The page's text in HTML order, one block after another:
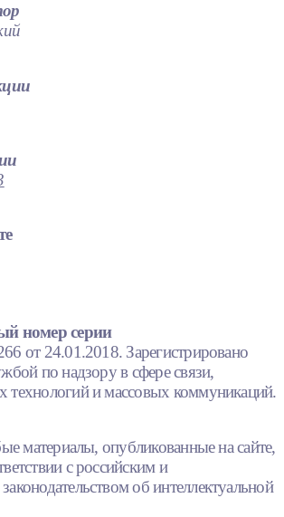
номер серии
от 24.01.2018. Зарегистрировано
по надзору в сфере связи,
и массовых коммуникаций.
материалы, опубликованные на сайте,
с российским и
об интеллектуальной